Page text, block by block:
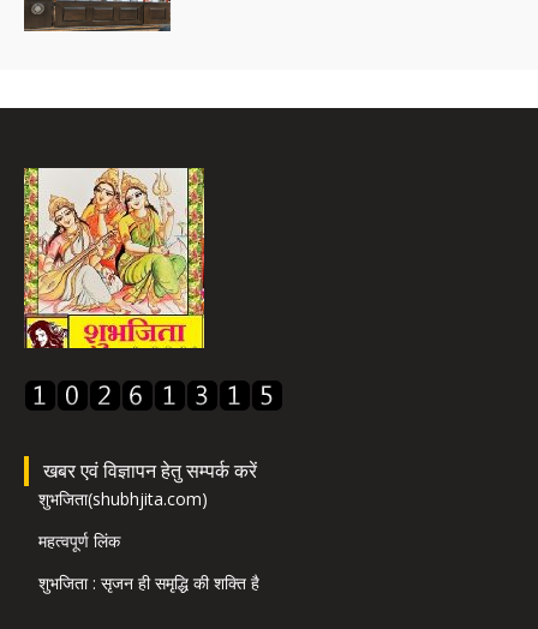
खबर एवं विज्ञापन हेतु सम्पर्क करें
शुभजिता(shubhjita.com)
महत्वपूर्ण लिंक
शुभजिता : सृजन ही समृद्धि की शक्ति है